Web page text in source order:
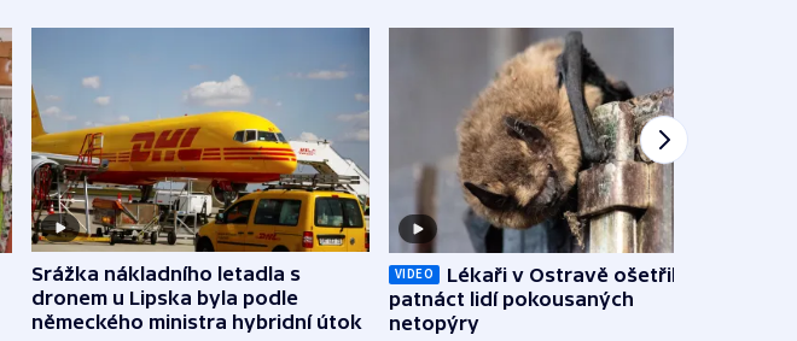
Srážka nákladního letadla s
dronem u Lipska byla podle
německého ministra hybridní útok
VIDEO
Lékaři v Ostravě ošetřili už
patnáct lidí pokousaných
netopýry